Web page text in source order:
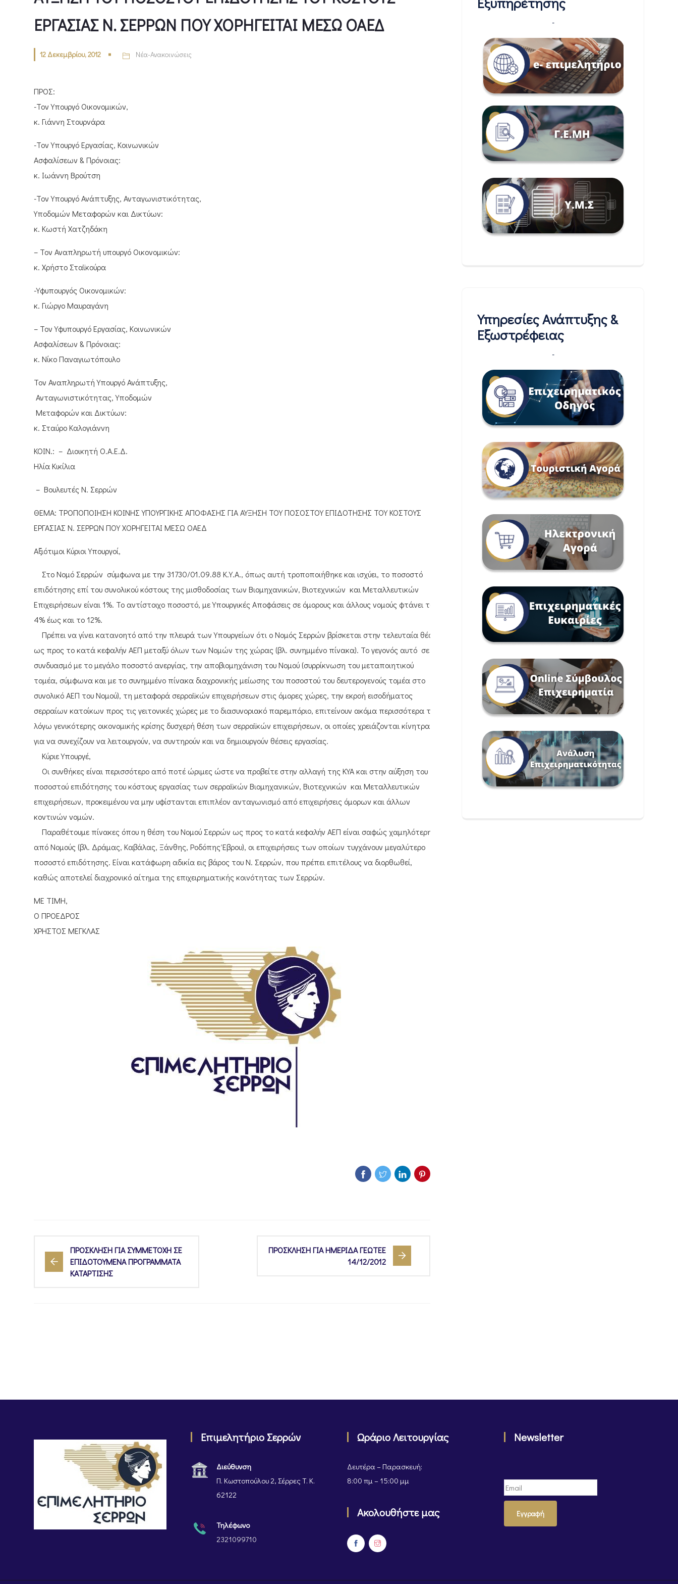
ΕΡΓΑΣΙΑΣ Ν. ΣΕΡΡΩΝ ΠΟΥ ΧΟΡΗΓΕΙΤΑΙ ΜΕΣΩ ΟΑΕΔ
12 Δεκεμβρίου, 2012 Νέα-Ανακοινώσεις
ΠΡΟΣ:
-Τον Υπουργό Οικονομικών,
κ. Γιάννη Στουρνάρα
-Τον Υπουργό Εργασίας, Κοινωνικών
Ασφαλίσεων & Πρόνοιας:
κ. Ιωάννη Βρούτση
-Τον Υπουργό Ανάπτυξης, Ανταγωνιστικότητας,
Υποδομών Μεταφορών και Δικτύων:
κ. Κωστή Χατζηδάκη
– Τον Αναπληρωτή υπουργό Οικονομικών:
κ. Χρήστο Σταϊκούρα
-Υφυπουργός Οικονομικών:
κ. Γιώργο Μαυραγάνη
– Τον Υφυπουργό Εργασίας, Κοινωνικών
Ασφαλίσεων & Πρόνοιας:
κ. Νίκο Παναγιωτόπουλο
Τον Αναπληρωτή Υπουργό Ανάπτυξης,
Ανταγωνιστικότητας, Υποδομών
Μεταφορών και Δικτύων:
κ. Σταύρο Καλογιάννη
ΚΟΙΝ.: – Διοικητή Ο.Α.Ε.Δ.
Ηλία Κικίλια
– Βουλευτές Ν. Σερρών
ΘΕΜΑ: ΤΡΟΠΟΠΟΙΗΣΗ ΚΟΙΝΗΣ ΥΠΟΥΡΓΙΚΗΣ ΑΠΟΦΑΣΗΣ ΓΙΑ ΑΥΞΗΣΗ ΤΟΥ ΠΟΣΟΣΤΟΥ ΕΠΙΔΟΤΗΣΗΣ ΤΟΥ ΚΟΣΤΟΥΣ
ΕΡΓΑΣΙΑΣ Ν. ΣΕΡΡΩΝ ΠΟΥ ΧΟΡΗΓΕΙΤΑΙ ΜΕΣΩ ΟΑΕΔ
Αξιότιμοι Κύριοι Υπουργοί,
Στο Νομό Σερρών σύμφωνα με την 31730/01.09.88 Κ.Υ.Α., όπως αυτή τροποποιήθηκε και ισχύει, το ποσοστό
επιδότησης επί του συνολικού κόστους της μισθοδοσίας των Βιομηχανικών, Βιοτεχνικών και Μεταλλευτικών
Επιχειρήσεων είναι 1%. Το αντίστοιχο ποσοστό, με Υπουργικές Αποφάσεις σε όμορους και άλλους νομούς φτάνει το
4% έως και το 12%.
Πρέπει να γίνει κατανοητό από την πλευρά των Υπουργείων ότι ο Νομός Σερρών βρίσκεται στην τελευταία θέση
ως προς το κατά κεφαλήν ΑΕΠ μεταξύ όλων των Νομών της χώρας (βλ. συνημμένο πίνακα). Το γεγονός αυτό σε
συνδυασμό με το μεγάλο ποσοστό ανεργίας, την αποβιομηχάνιση του Νομού (συρρίκνωση του μεταποιητικού
τομέα, σύμφωνα και με το συνημμένο πίνακα διαχρονικής μείωσης του ποσοστού του δευτερογενούς τομέα στο
συνολικό ΑΕΠ του Νομού), τη μεταφορά σερραϊκών επιχειρήσεων στις όμορες χώρες, την εκροή εισοδήματος
σερραίων κατοίκων προς τις γειτονικές χώρες με το διασυνοριακό παρεμπόριο, επιτείνουν ακόμα περισσότερα τη
λόγω γενικότερης οικονομικής κρίσης δυσχερή θέση των σερραϊκών επιχειρήσεων, οι οποίες χρειάζονται κίνητρα
για να συνεχίζουν να λειτουργούν, να συντηρούν και να δημιουργούν θέσεις εργασίας.
Κύριε Υπουργέ,
Οι συνθήκες είναι περισσότερο από ποτέ ώριμες ώστε να προβείτε στην αλλαγή της ΚΥΑ και στην αύξηση του
ποσοστού επιδότησης του κόστους εργασίας των σερραϊκών Βιομηχανικών, Βιοτεχνικών και Μεταλλευτικών
επιχειρήσεων, προκειμένου να μην υφίστανται επιπλέον ανταγωνισμό από επιχειρήσεις όμορων και άλλων
κοντινών νομών.
Παραθέτουμε πίνακες όπου η θέση του Νομού Σερρών ως προς το κατά κεφαλήν ΑΕΠ είναι σαφώς χαμηλότερη
από Νομούς (βλ. Δράμας, Καβάλας, Ξάνθης, Ροδόπης Έβρου), οι επιχειρήσεις των οποίων τυγχάνουν μεγαλύτερο
ποσοστό επιδότησης. Είναι κατάφωρη αδικία εις βάρος του Ν. Σερρών, που πρέπει επιτέλους να διορθωθεί,
καθώς αποτελεί διαχρονικό αίτημα της επιχειρηματικής κοινότητας των Σερρών.
ΜΕ ΤΙΜΗ,
Ο ΠΡΟΕΔΡΟΣ
ΧΡΗΣΤΟΣ ΜΕΓΚΛΑΣ
ΠΡΟΣΚΛΗΣΗ ΓΙΑ ΣΥΜΜΕΤΟΧΗ ΣΕ
ΕΠΙΔΟΤΟΥΜΕΝΑ ΠΡΟΓΡΑΜΜΑΤΑ
ΚΑΤΑΡΤΙΣΗΣ
ΠΡΟΣΚΛΗΣΗ ΓΙΑ ΗΜΕΡΙΔΑ ΓΕΩΤΕΕ
14/12/2012
-
Υπηρεσίες Ανάπτυξης &
Εξωστρέφειας
-
Επιμελητήριο Σερρών
Διεύθυνση
Π. Κωστοπούλου 2, Σέρρες Τ. Κ.
62122
Τηλέφωνο
2321099710
Ωράριο Λειτουργίας
Δευτέρα – Παρασκευή:
8:00 πμ – 15:00 μμ
Ακολουθήστε μας
Newsletter
Εγγραφή